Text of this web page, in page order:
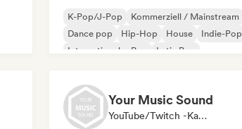
K-Pop/J-Pop
Kommerziell / Mainstream
Dance pop
Hip-Hop House
Indie-Pop
Internationaler Pop
Latin Pop
Your Music Sound
YouTube/Twitch -Kanal, Playlist-Kurator, Social Media Influencer